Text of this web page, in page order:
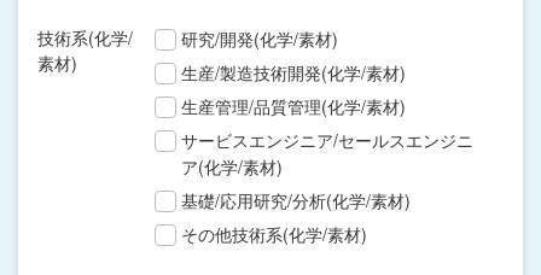
技術系(化学/
素材)
研究/開発(化学/素材)
生産/製造技術開発(化学/素材)
生産管理/品質管理(化学/素材)
サービスエンジニア/セールスエンジニ
ア(化学/素材)
基礎/応用研究/分析(化学/素材)
その他技術系(化学/素材)